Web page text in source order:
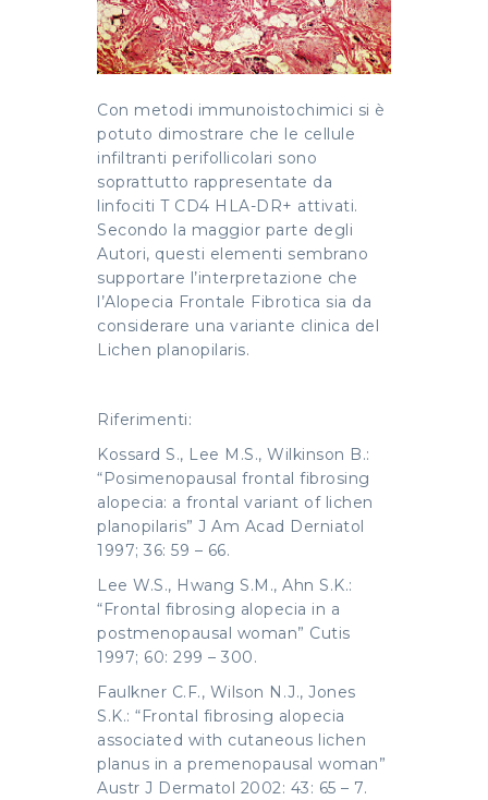
Con metodi immunoistochimici si è
potuto dimostrare che le cellule
infiltranti perifollicolari sono
soprattutto rappresentate da
linfociti T CD4 HLA-DR+ attivati.
Secondo la maggior parte degli
Autori, questi elementi sembrano
supportare l’interpretazione che
l’Alopecia Frontale Fibrotica sia da
considerare una variante clinica del
Lichen planopilaris.
Riferimenti:
Kossard S., Lee M.S., Wilkinson B.:
“Posimenopausal frontal fibrosing
alopecia: a frontal variant of lichen
planopilaris” J Am Acad Derniatol
1997; 36: 59 – 66.
Lee W.S., Hwang S.M., Ahn S.K.:
“Frontal fibrosing alopecia in a
postmenopausal woman” Cutis
1997; 60: 299 – 300.
Faulkner C.F., Wilson N.J., Jones
S.K.: “Frontal fibrosing alopecia
associated with cutaneous lichen
planus in a premenopausal woman”
Austr J Dermatol 2002: 43: 65 – 7.